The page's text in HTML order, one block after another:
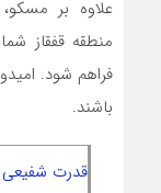
علاوه بر
منطقه قفقاز
فراهم شود.
باشند.
قدرت شفیعی